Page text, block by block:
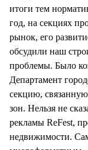
итоги тем
год, на секциях
рынок, его
обсудили наш
проблемы. Было
Департамент
секцию,
зон. Нельзя не
рекламы ReFest,
недвижимости.